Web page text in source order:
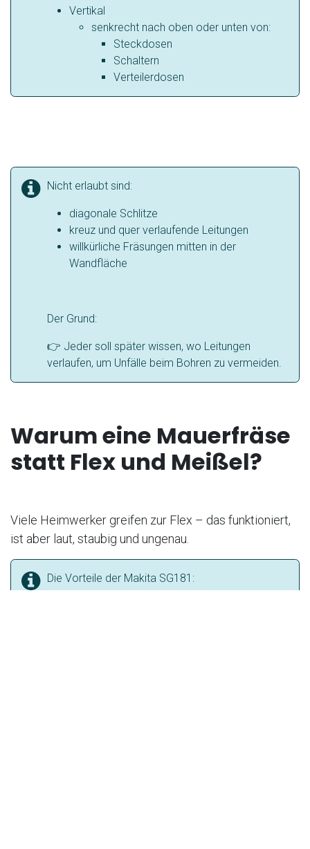
Vertikal
senkrecht nach oben oder unten von:
Steckdosen
Schaltern
Verteilerdosen
Nicht erlaubt sind:
diagonale Schlitze
kreuz und quer verlaufende Leitungen
willkürliche Fräsungen mitten in der
Wandfläche
Der Grund:
👉 Jeder soll später wissen, wo Leitungen
verlaufen, um Unfälle beim Bohren zu vermeiden.
Warum eine Mauerfräse
statt Flex und Meißel?
Viele Heimwerker greifen zur Flex – das funktioniert,
ist aber laut, staubig und ungenau.
Die Vorteile der Makita SG181: